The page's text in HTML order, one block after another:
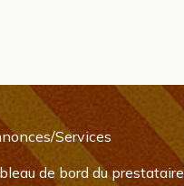
Services
de bord du prestataire